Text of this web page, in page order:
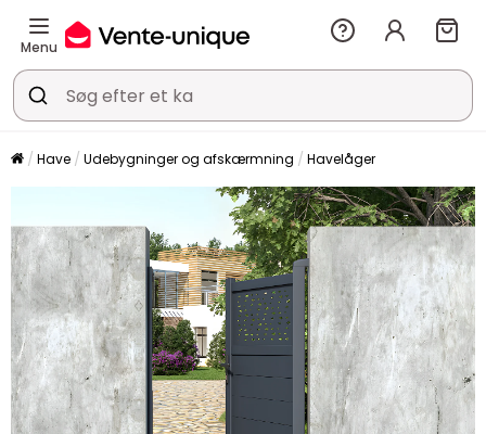
Menu
Have Udebygninger og afskærmning Havelåger